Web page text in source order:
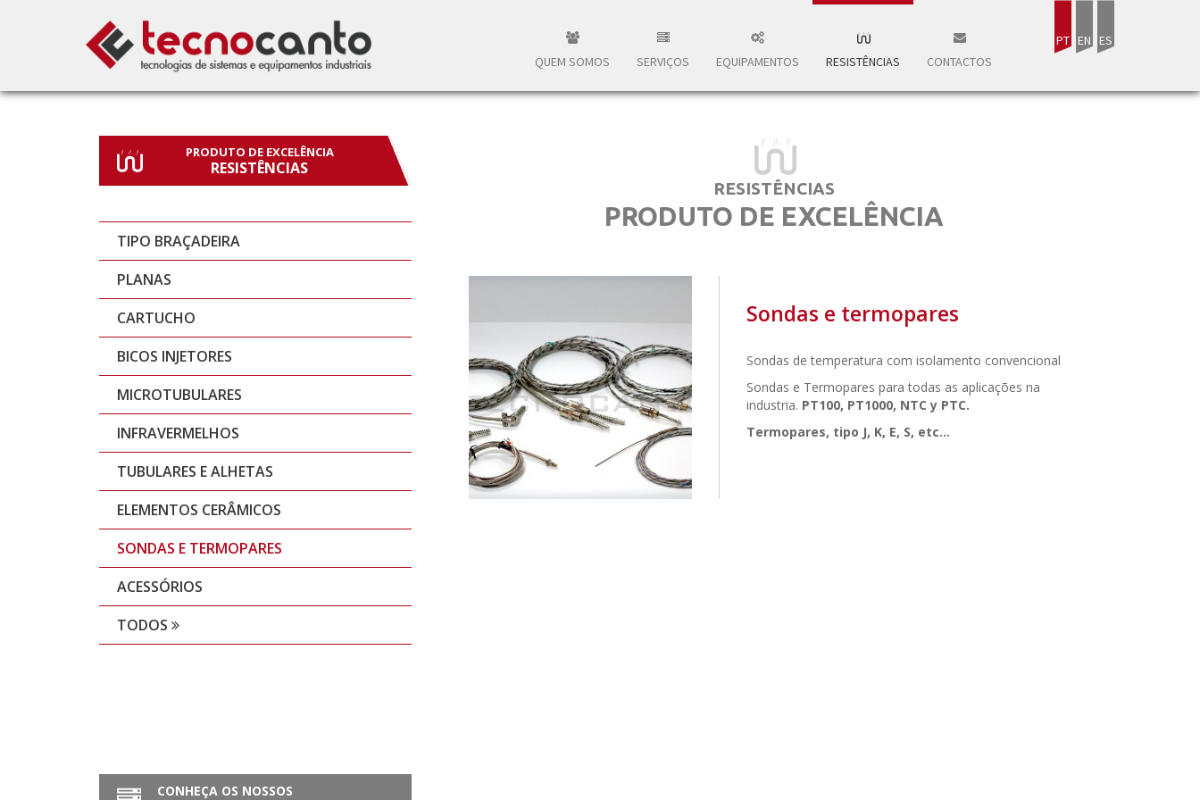
PT EN ES
QUEM SOMOS
SERVIÇOS EQUIPAMENTOS RESISTÊNCIAS CONTACTOS
PRODUTO DE EXCELÊNCIA
RESISTÊNCIAS
TIPO BRAÇADEIRA
PLANAS
CARTUCHO
BICOS INJETORES
MICROTUBULARES
INFRAVERMELHOS
TUBULARES E ALHETAS
ELEMENTOS CERÂMICOS
SONDAS E TERMOPARES
ACESSÓRIOS
TODOS
CONHEÇA OS NOSSOS
RESISTÊNCIAS
PRODUTO DE EXCELÊNCIA
Sondas e termopares
Sondas de temperatura com isolamento convencional
Sondas e Termopares para todas as aplicações na
industria. PT100, PT1000, NTC y PTC.
Termopares, tipo J, K, E, S, etc...